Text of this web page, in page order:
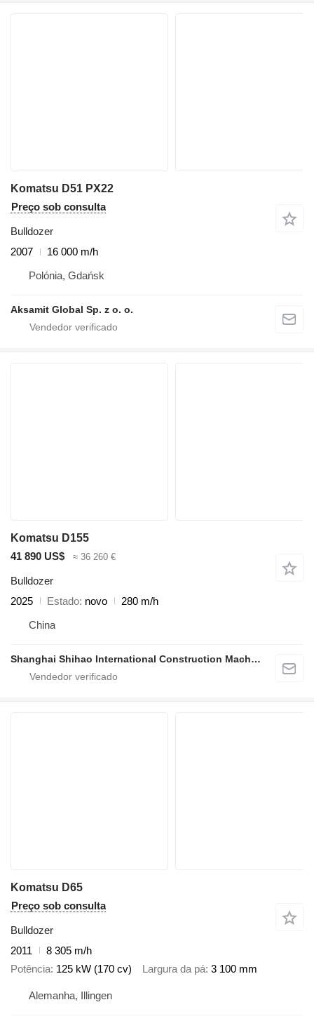
Komatsu D51 PX22
Preço sob consulta
Bulldozer
2007
16 000 m/h
Polónia, Gdańsk
Aksamit Global Sp. z o. o.
Komatsu D155
41 890 US$
≈ 36 260 €
Bulldozer
2025
Estado novo
280 m/h
China
Shanghai Shihao International Construction Machinery Co., Ltd.
Komatsu D65
Preço sob consulta
Bulldozer
2011
8 305 m/h
Potência 125 kW (170 cv) Largura da pá 3 100 mm
Alemanha, Illingen